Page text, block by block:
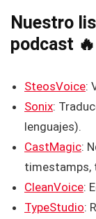
Nuestro
podcast 🔥
SteosVoice:
Sonix:
lenguajes).
CastMagic:
timestamps,
CleanVoice:
TypeStudio: